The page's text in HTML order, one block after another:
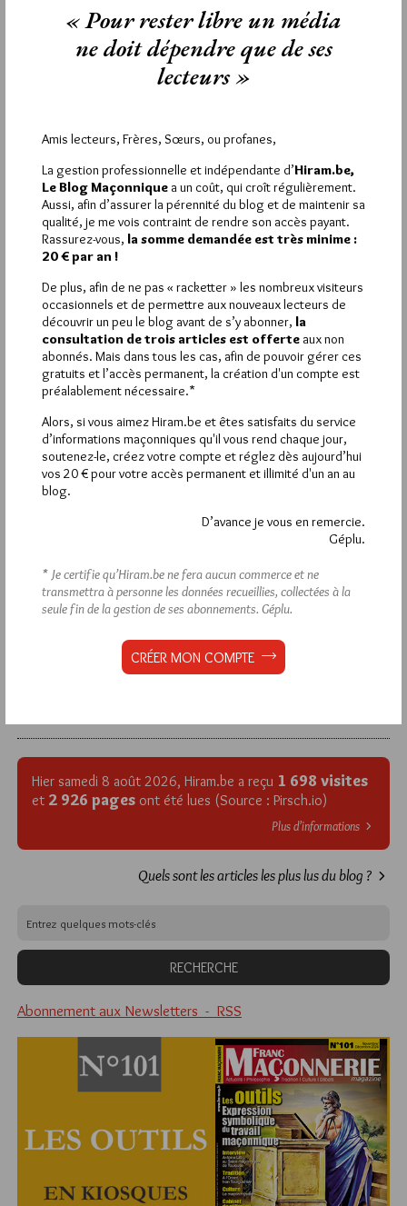
31 OCTOBRE 2021 À 20H36 / RÉPONDRE
Samedi , suite à la dernière plénière, j’ai remercié en direct
Nabla pour son coup de crayon qui croque avec talent les
moments remarquables d’un Convent. Le contact avec ce
MARIH
31 OCTOBRE 2021 À 19H37 / RÉPONDRE
Et les chaises ! Qu’est-ce que vous en pensez des chaises ?
Dur, dur d’être au Convent ! Cependant, une belle organisation
BRUMAIRE
31 OCTOBRE 2021 À 11H00 / RÉPONDRE
Tous les convents,- à condition de se passer en présentiel -ont
de larges similitudes!
La rédaction de commentaires est
commentaires, vous devez :
VOUS INSCRIRE
Hier samedi 8 août 2026, Hiram.be a reçu 1 698 visites
et 2 926 pages ont été lues (Source : Pirsch.io)
Plus d’informations
Quels sont les articles les plus lus du blog ?
Abonnement aux Newsletters - RSS
« Pour rester libre un média
ne doit dépendre que de ses
lecteurs »
Amis lecteurs, Frères, Sœurs, ou profanes,
La gestion professionnelle et indépendante d’Hiram.be,
Le Blog Maçonnique a un coût, qui croît régulièrement.
Aussi, afin d’assurer la pérennité du blog et de maintenir sa
qualité, je me vois contraint de rendre son accès payant.
Rassurez-vous, la somme demandée est très minime :
20 € par an !
De plus, afin de ne pas « racketter » les nombreux visiteurs
occasionnels et de permettre aux nouveaux lecteurs de
découvrir un peu le blog avant de s’y abonner, la
consultation de trois articles est offerte aux non
abonnés. Mais dans tous les cas, afin de pouvoir gérer ces
gratuits et l’accès permanent, la création d'un compte est
préalablement nécessaire.*
Alors, si vous aimez Hiram.be et êtes satisfaits du service
d’informations maçonniques qu'il vous rend chaque jour,
soutenez-le, créez votre compte et réglez dès aujourd’hui
vos 20 € pour votre accès permanent et illimité d'un an au
blog.
D’avance je vous en remercie.
Géplu.
* Je certifie qu’Hiram.be ne fera aucun commerce et ne
transmettra à personne les données recueillies, collectées à la
seule fin de la gestion de ses abonnements. Géplu.
CRÉER MON COMPTE